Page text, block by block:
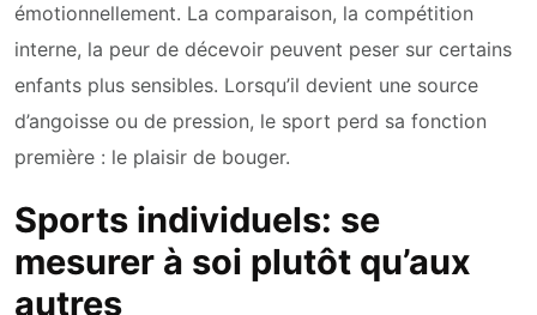
émotionnellement. La comparaison, la compétition
interne, la peur de décevoir peuvent peser sur certains
enfants plus sensibles. Lorsqu’il devient une source
d’angoisse ou de pression, le sport perd sa fonction
première : le plaisir de bouger.
Sports individuels: se
mesurer à soi plutôt qu’aux
autres